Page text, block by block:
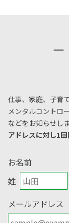
仕事、家庭、子育
メンタルコントロ
などをお知らせしま
アドレスに対し1回
お名前
姓
メールアドレス